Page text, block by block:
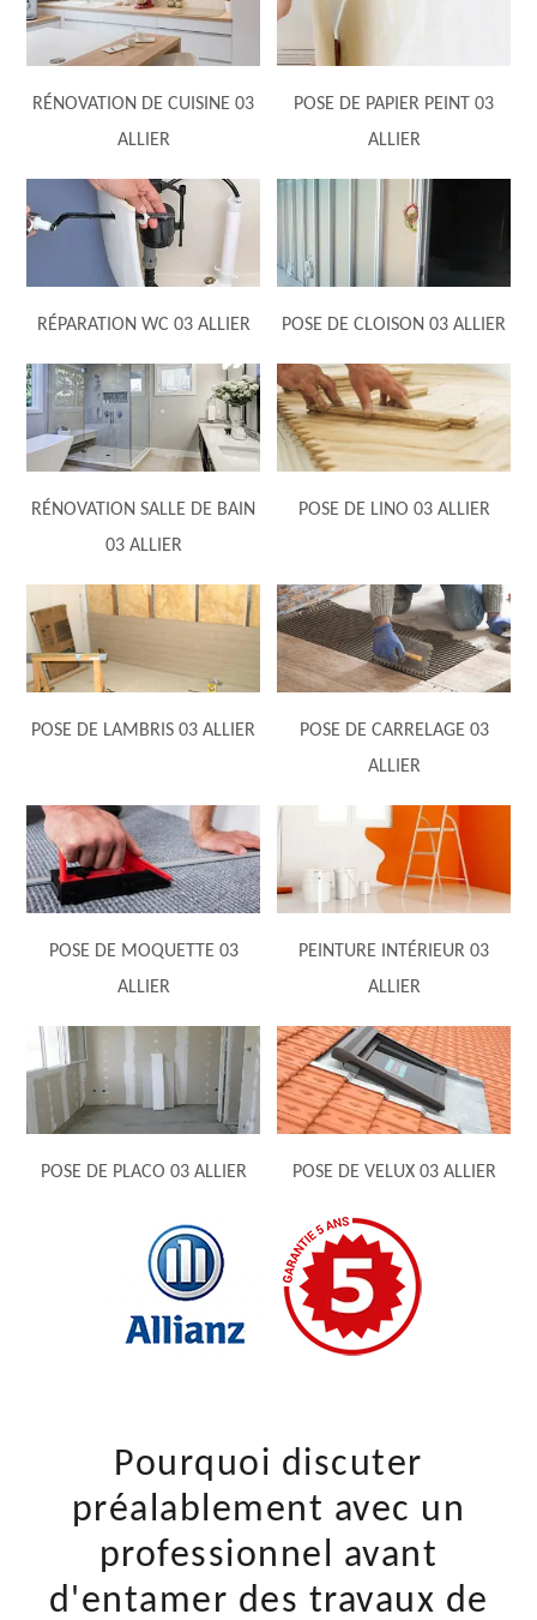
RÉNOVATION DE CUISINE 03
ALLIER
POSE DE PAPIER PEINT 03
ALLIER
RÉPARATION WC 03 ALLIER POSE DE CLOISON 03 ALLIER
RÉNOVATION SALLE DE BAIN
03 ALLIER
POSE DE LINO 03 ALLIER
POSE DE LAMBRIS 03 ALLIER
POSE DE CARRELAGE 03
ALLIER
POSE DE MOQUETTE 03
ALLIER
PEINTURE INTÉRIEUR 03
ALLIER
POSE DE PLACO 03 ALLIER POSE DE VELUX 03 ALLIER
Pourquoi discuter
préalablement avec un
professionnel avant
d'entamer des travaux de